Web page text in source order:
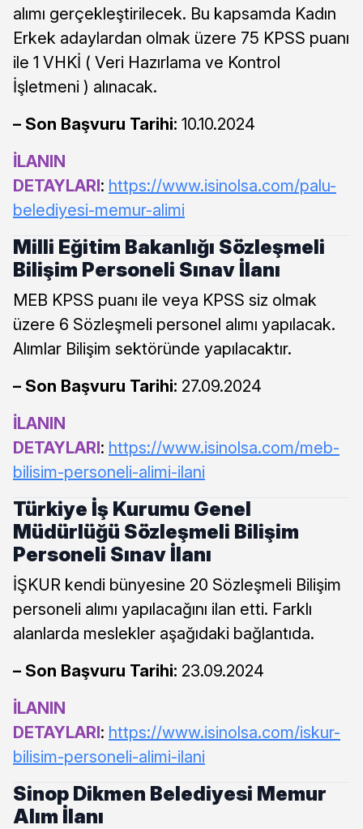
alımı gerçekleştirilecek. Bu kapsamda Kadın
Erkek adaylardan olmak üzere 75 KPSS puanı
ile 1 VHKİ ( Veri Hazırlama ve Kontrol
İşletmeni ) alınacak.
– Son Başvuru Tarihi: 10.10.2024
İLANIN
DETAYLARI: https://www.isinolsa.com/palu-
belediyesi-memur-alimi
Milli Eğitim Bakanlığı Sözleşmeli
Bilişim Personeli Sınav İlanı
MEB KPSS puanı ile veya KPSS siz olmak
üzere 6 Sözleşmeli personel alımı yapılacak.
Alımlar Bilişim sektöründe yapılacaktır.
– Son Başvuru Tarihi: 27.09.2024
İLANIN
DETAYLARI: https://www.isinolsa.com/meb-
bilisim-personeli-alimi-ilani
Türkiye İş Kurumu Genel
Müdürlüğü Sözleşmeli Bilişim
Personeli Sınav İlanı
İŞKUR kendi bünyesine 20 Sözleşmeli Bilişim
personeli alımı yapılacağını ilan etti. Farklı
alanlarda meslekler aşağıdaki bağlantıda.
– Son Başvuru Tarihi: 23.09.2024
İLANIN
DETAYLARI: https://www.isinolsa.com/iskur-
bilisim-personeli-alimi-ilani
Sinop Dikmen Belediyesi Memur
Alım İlanı